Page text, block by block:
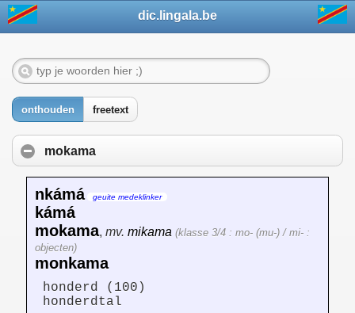
dic.lingala.be
onthouden freetext
mokama
nkámá geuite medeklinker
kámá
mokama, mv. mikama (klasse 3/4 : mo- (mu-) / mi- :
objecten)
monkama
honderd (100)
honderdtal